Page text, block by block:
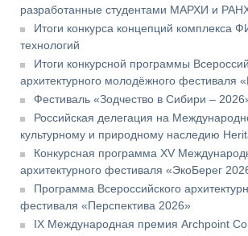
разработанные студентами МАРХИ и
Итоги конкурса концепций комплекса
технологий
Итоги конкурсной программы
архитектурного молодёжного фестиваля
Фестиваль «Зодчество в Сибири –
Российская делегация на
культурному и природному наследию
Конкурсная программа XV
архитектурного фестиваля «ЭкоБерег
Программа Всероссийского
фестиваля «Перспектива 2026»
IX Международная премия Archpoint